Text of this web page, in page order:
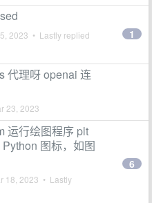
2023 • Lastly replied
1
代理呀 openai 连
23, 2023
运行绘图程序 plt
图标，如图
18, 2023 • Lastly
6